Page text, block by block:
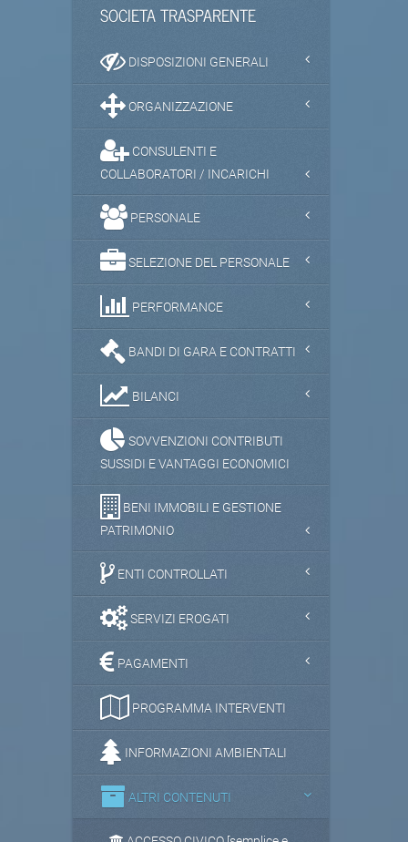
SOCIETA TRASPARENTE
DISPOSIZIONI GENERALI
ORGANIZZAZIONE
CONSULENTI E
COLLABORATORI / INCARICHI
PERSONALE
SELEZIONE DEL PERSONALE
PERFORMANCE
BANDI DI GARA E CONTRATTI
BILANCI
SOVVENZIONI CONTRIBUTI
SUSSIDI E VANTAGGI ECONOMICI
BENI IMMOBILI E GESTIONE
PATRIMONIO
ENTI CONTROLLATI
SERVIZI EROGATI
PAGAMENTI
PROGRAMMA INTERVENTI
INFORMAZIONI AMBIENTALI
ALTRI CONTENUTI